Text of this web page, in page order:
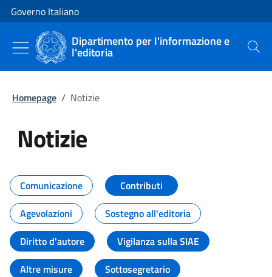
Vai al contenuto
Vai alla navigazione del sito
Governo Italiano
Dipartimento per l'informazione e
l'editoria Cerca
Homepage / Notizie
Notizie
Tutti i contenuti della pagina
Comunicazione
Contributi
Agevolazioni
Sostegno all'editoria
Diritto d'autore
Vigilanza sulla SIAE
Altre misure
Sottosegretario